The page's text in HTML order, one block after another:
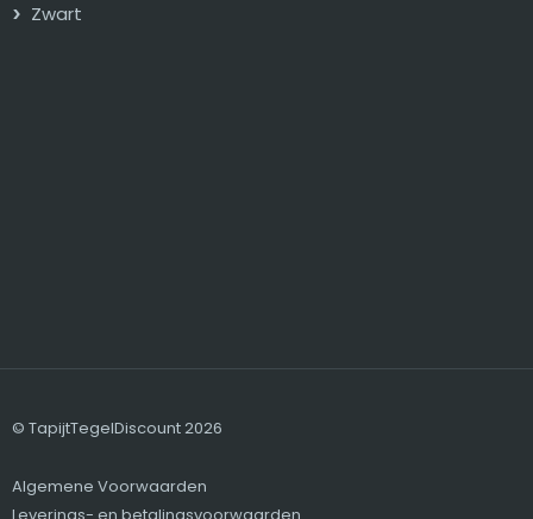
Zwart
© TapijtTegelDiscount 2026
Algemene Voorwaarden